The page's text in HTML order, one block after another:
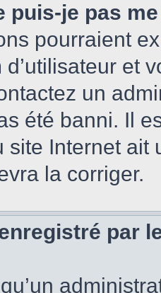
puis-je pas
pourraient
et
un
été banni. Il
site Internet
la corriger.
par